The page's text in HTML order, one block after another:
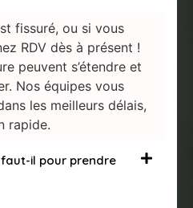
fissuré, ou si vous
RDV dès à présent !
peuvent s’étendre et
Nos équipes vous
les meilleurs délais,
rapide.
il pour prendre